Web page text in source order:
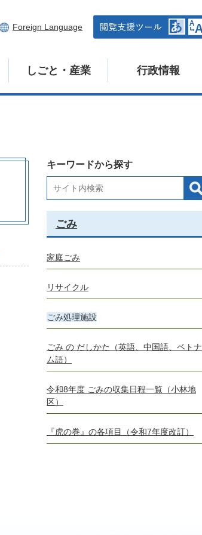
Foreign Language
しごと・産業 行政情報
キーワードから探す
ごみ
家庭ごみ
リサイクル
ごみ処理施設
ごみ の だしかた（英語、中国語、ベトナ
ム語）
令和8年度 ごみの収集日程一覧（小林地
区）
『虎の巻』の各項目（令和7年度改訂）